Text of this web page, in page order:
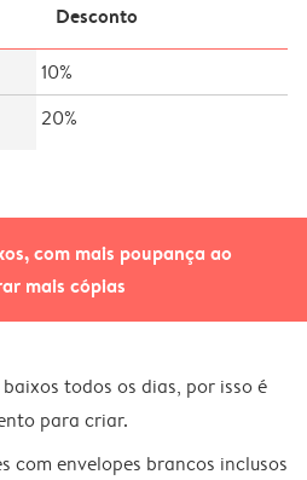
com mais poupança ao
mais cópias
Desconto
10%
20%
todos os dias, por isso é
para criar.
com envelopes brancos inclusos